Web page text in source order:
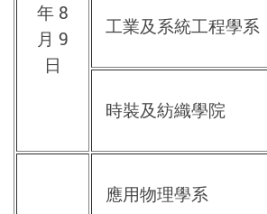
年 8
月 9
日
工業及系統工程學系
時裝及紡織學院
應用物理學系